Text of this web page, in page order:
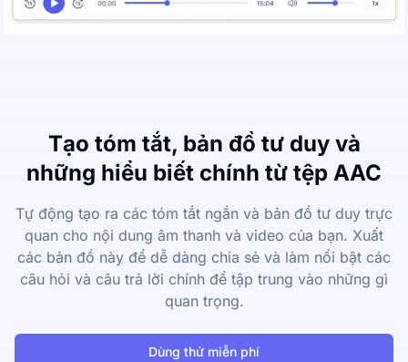
Tạo tóm tắt, bản đồ tư duy và
những hiểu biết chính từ tệp AAC
Tự động tạo ra các tóm tắt ngắn và bản đồ tư duy trực
quan cho nội dung âm thanh và video của bạn. Xuất
các bản đồ này để dễ dàng chia sẻ và làm nổi bật các
câu hỏi và câu trả lời chính để tập trung vào những gì
quan trọng.
Dùng thử miễn phí